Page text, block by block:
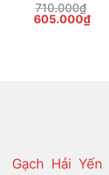
710.000₫
Giá
605.000₫Giá
Gạch Hải Yến